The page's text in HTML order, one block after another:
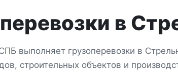
в
выполняет грузоперевозки в
строительных объектов и